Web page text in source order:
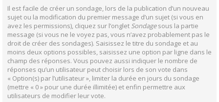
Il est facile de créer un sondage, lors de la publication d’un nouveau
sujet ou la modification du premier message d’un sujet (si vous en
avez les permissions), cliquez sur l’onglet Sondagesous la partie
message (si vous ne le voyez pas, vous n’avez probablement pas le
droit de créer des sondages). Saisissez le titre du sondage et au
moins deux options possibles, saisissez une option par ligne dans le
champ des réponses. Vous pouvez aussi indiquer le nombre de
réponses qu’un utilisateur peut choisir lors de son vote dans
« Option(s) par l’utilisateur », limiter la durée en jours du sondage
(mettre « 0 » pour une durée illimitée) et enfin permettre aux
utilisateurs de modifier leur vote.